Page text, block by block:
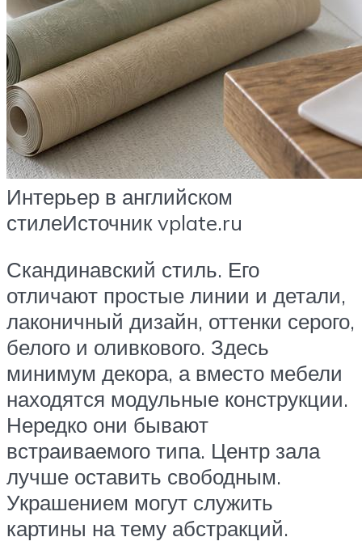
Интерьер в английском
стилеИсточник vplate.ru
Скандинавский стиль. Его
отличают простые линии и детали,
лаконичный дизайн, оттенки серого,
белого и оливкового. Здесь
минимум декора, а вместо мебели
находятся модульные конструкции.
Нередко они бывают
встраиваемого типа. Центр зала
лучше оставить свободным.
Украшением могут служить
картины на тему абстракций.